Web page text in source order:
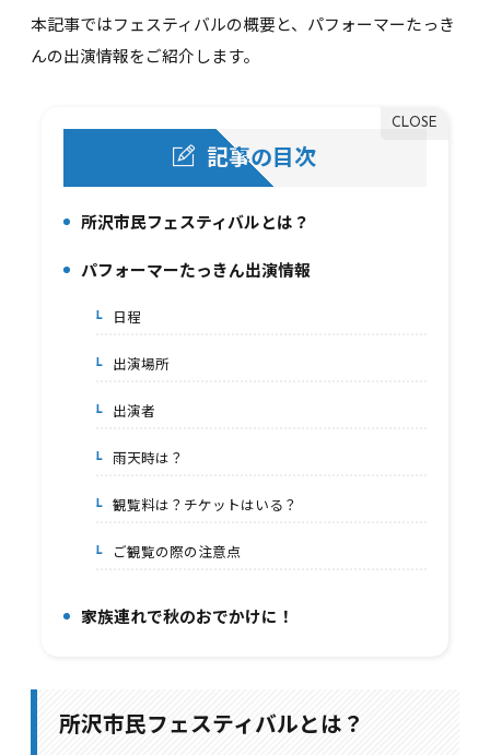
本記事ではフェスティバルの概要と、パフォーマーたっき
んの出演情報をご紹介します。
記事の目次
所沢市民フェスティバルとは？
2.
パフォーマーたっきん出演情報
2-1.日程
2-2.出演場所
2-3.出演者
2-4.雨天時は？
2-5.観覧料は？チケットはいる？
2-6.ご観覧の際の注意点
家族連れで秋のおでかけに！
所沢市民フェスティバルとは？